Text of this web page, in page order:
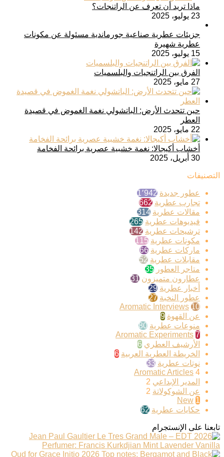
ماذا تريد أن تعرف عن الراتنجات؟
23 يوليو، 2025
جزيئات عطرية صناعية جورماندية مسئولة عن مكونات
عطرية شهيرة
15 يوليو، 2025
الفرق بين الراتنجيات والبلسميات
27 مايو، 2025
حين تتحدث الأرض: الباتشولي نغمة الغموض في قصيدة
العطر
22 مايو، 2025
أخشاب أكيجالا: نغمة خشبية عصرية برائحة الفخامة
30 أبريل، 2025
التصنيفات
عطور جديدة 1٬942
تجارب عطرية 662
مقالات عطرية 314
فيديوهات عطرية 265
ترشيحات عطرية 142
مكونات عطرية 115
ماركات عطرية 66
مقابلات عطرية 52
متاجر العطور 35
عطارون متميزون 31
أخبار عطرية 29
عطور النخبة 27
Aromatic Interviews 10
عن القهوة 9
منوعات عطرية 80
Aromatic Experiments 7
الأرشيف العطري 6
الخريطة العطرية العربية 6
نوتات عطرية 33
Aromatic Articles 4
المدير الإبداعي 2
عن الشوكولاتة 2
New 1
حكايات عطرية 62
تابعنا على الإنستجرام